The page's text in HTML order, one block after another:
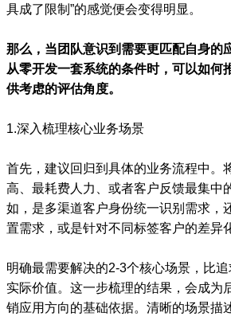
具成了限制”的感觉便会变得明显。
那么，当团队意识到需要更匹配自身的
从零开发一套系统的条件时，可以如何
供考虑的评估角度。
1.深入梳理核心业务场景
首先，建议回归到具体的业务流程中。
高、最耗费人力、或者客户反馈最集中
如，是多渠道客户身份统一识别需求，
置需求，或是针对不同标签客户的差异
明确最需要解决的2-3个核心场景，比
实际价值。这一步梳理的结果，会成为
销应用方向的基础依据。清晰的场景描